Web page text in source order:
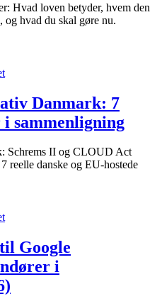
Hvad loven betyder, hvem den
og hvad du skal gøre nu.
Danmark: 7
sammenligning
Schrems II og CLOUD Act
reelle danske og EU-hostede
Google
i